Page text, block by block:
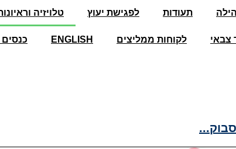
תעודות לפגישת יעוץ טלויזיה
צבאי לקוחות ממליצים ENGLISH